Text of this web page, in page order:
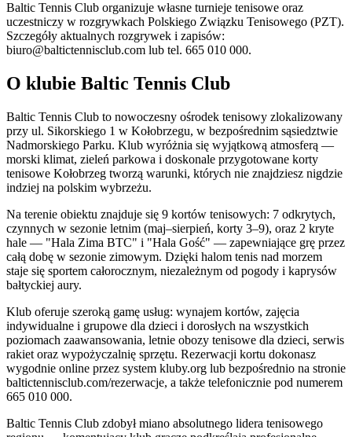
Baltic Tennis Club organizuje własne turnieje tenisowe oraz
uczestniczy w rozgrywkach Polskiego Związku Tenisowego (PZT).
Szczegóły aktualnych rozgrywek i zapisów:
biuro@baltictennisclub.com lub tel. 665 010 000.
O klubie Baltic Tennis Club
Baltic Tennis Club to nowoczesny ośrodek tenisowy zlokalizowany
przy ul. Sikorskiego 1 w Kołobrzegu, w bezpośrednim sąsiedztwie
Nadmorskiego Parku. Klub wyróżnia się wyjątkową atmosferą —
morski klimat, zieleń parkowa i doskonale przygotowane korty
tenisowe Kołobrzeg tworzą warunki, których nie znajdziesz nigdzie
indziej na polskim wybrzeżu.
Na terenie obiektu znajduje się 9 kortów tenisowych: 7 odkrytych,
czynnych w sezonie letnim (maj–sierpień, korty 3–9), oraz 2 kryte
hale — "Hala Zima BTC" i "Hala Gość" — zapewniające grę przez
całą dobę w sezonie zimowym. Dzięki halom tenis nad morzem
staje się sportem całorocznym, niezależnym od pogody i kaprysów
bałtyckiej aury.
Klub oferuje szeroką gamę usług: wynajem kortów, zajęcia
indywidualne i grupowe dla dzieci i dorosłych na wszystkich
poziomach zaawansowania, letnie obozy tenisowe dla dzieci, serwis
rakiet oraz wypożyczalnię sprzętu. Rezerwacji kortu dokonasz
wygodnie online przez system kluby.org lub bezpośrednio na stronie
baltictennisclub.com/rezerwacje, a także telefonicznie pod numerem
665 010 000.
Baltic Tennis Club zdobył miano absolutnego lidera tenisowego